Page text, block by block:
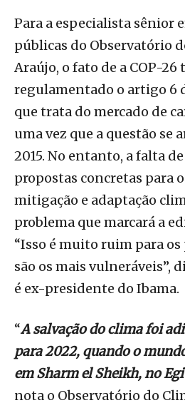
Para a especialista sênior
públicas do Observatório
Araújo, o fato de a COP-
regulamentado o artigo 6
que trata do mercado de
uma vez que a questão se
2015. No entanto, a falta
propostas concretas para
mitigação e adaptação
problema que marcará a
“Isso é muito ruim para os
são os mais vulneráveis”,
é ex-presidente do Ibama.
“A salvação do clima foi
para 2022, quando o
em Sharm el Sheikh, no
nota o Observatório do